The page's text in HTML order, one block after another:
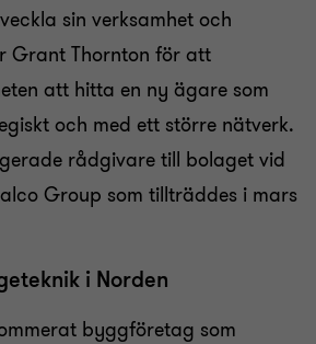
sin verksamhet och
Grant Thornton för att
att hitta en ny ägare som
och med ett större nätverk.
rådgivare till bolaget vid
Group som tillträddes i mars
i Norden
byggföretag som